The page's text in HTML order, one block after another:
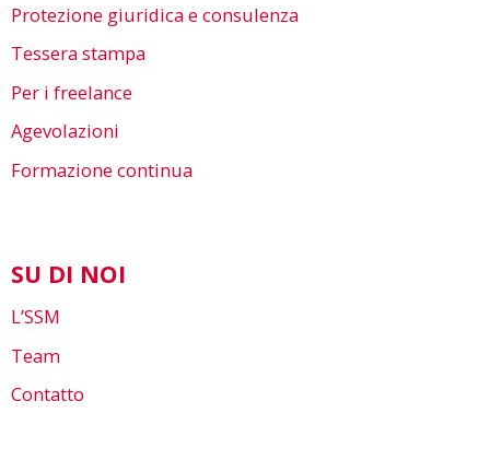
Protezione giuridica e consulenza
Tessera stampa
Per i freelance
Agevolazioni
Formazione continua
SU DI NOI
L’SSM
Team
Contatto